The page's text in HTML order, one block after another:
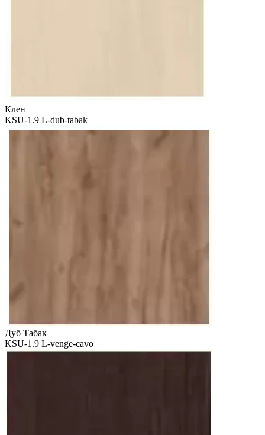
Клен
KSU-1.9 L-dub-tabak
Дуб Табак
KSU-1.9 L-venge-cavo